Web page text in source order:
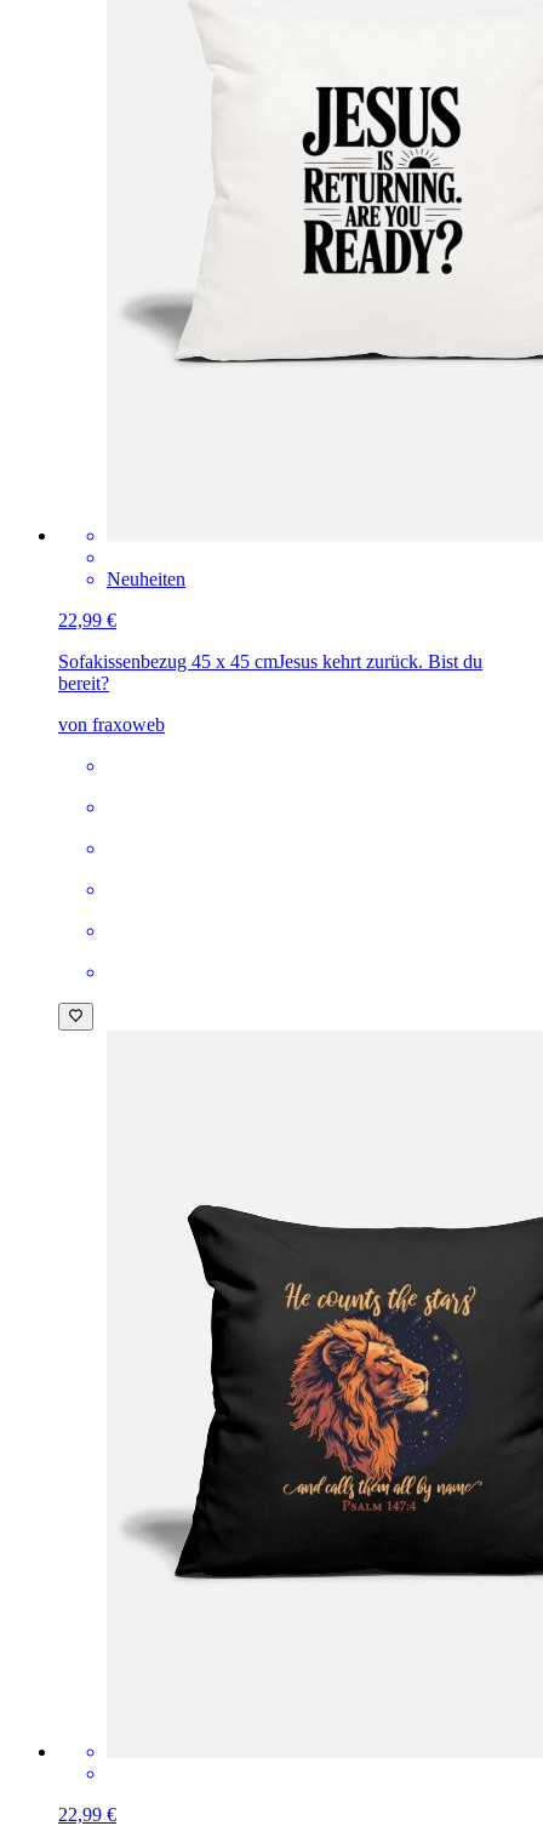
Neuheiten
22,99 €
Sofakissenbezug 45 x 45 cmJesus kehrt zurück. Bist du
bereit?
von fraxoweb
22,99 €